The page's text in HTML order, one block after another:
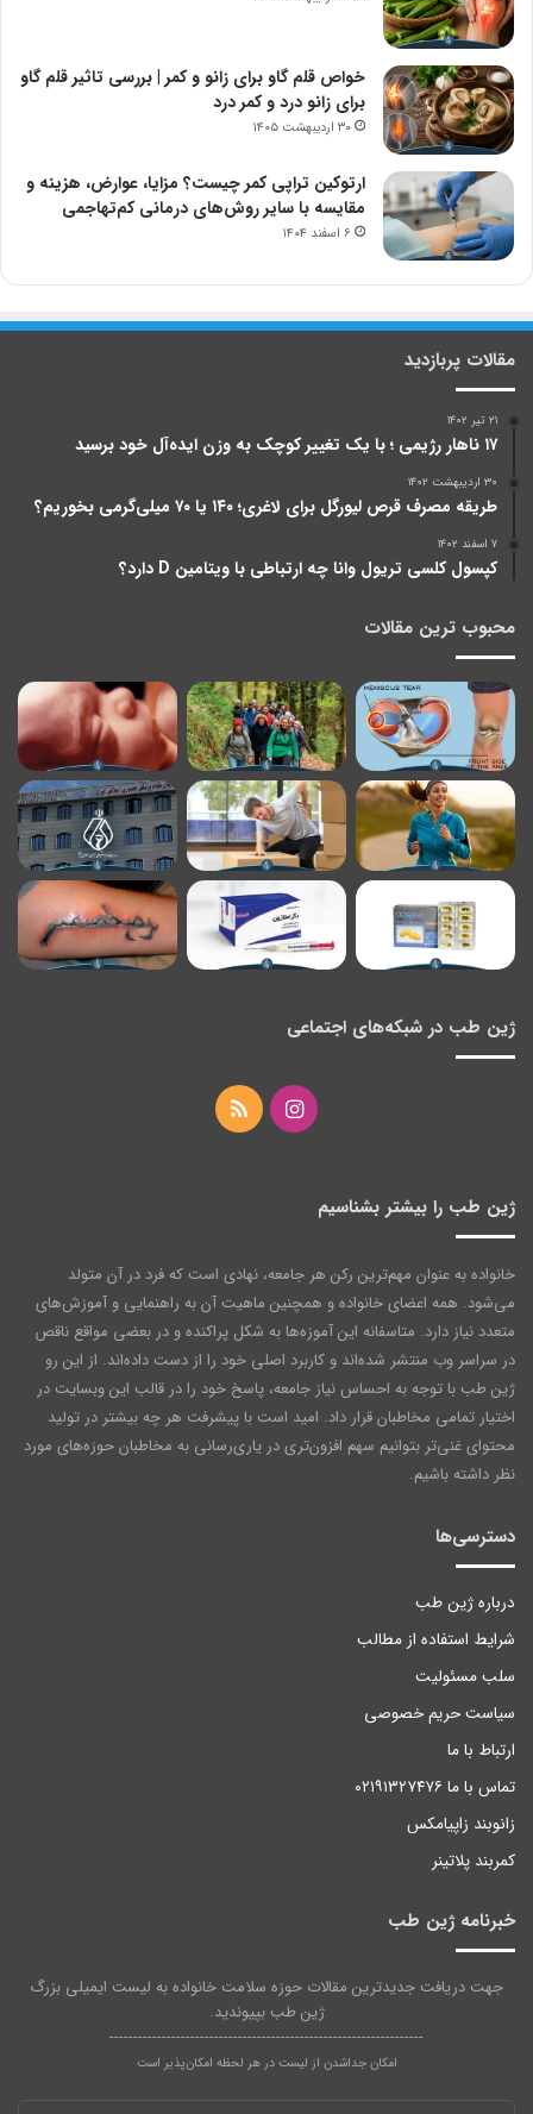
خواص قلم گاو برای زانو و کمر | بررسی تاثیر قلم گاو
برای زانو درد و کمر درد
۳۰ اردیبهشت ۱۴۰۵
ارتوکین تراپی کمر چیست؟ مزایا، عوارض، هزینه و
مقایسه با سایر روش‌های درمانی کم‌تهاجمی
۶ اسفند ۱۴۰۴
مقالات پربازدید
۲۱ تیر ۱۴۰۲
۱۷ ناهار رژیمی ؛ با یک تغییر کوچک به وزن ایده‌آل خود برسید
۳۰ اردیبهشت ۱۴۰۲
طریقه مصرف قرص لیورگل برای لاغری؛ ۱۴۰ یا ۷۰ میلی‌گرمی بخوریم؟
۷ اسفند ۱۴۰۲
کپسول کلسی تریول وانا چه ارتباطی با ویتامین D دارد؟
محبوب ترین مقالات
ژین طب در شبکه‌های اجتماعی
اینستاگرامخوراک
ژین طب را بیشتر بشناسیم
خانواده به عنوان مهم‌ترین رکن هر جامعه‌، نهادی است که فرد در آن متولد
می‌شود. همه اعضای خانواده و همچنین ماهیت آن به راهنمایی و آموزش‌های
متعدد نیاز دارد. متاسفانه این آموزه‌ها به شکل پراکنده و در بعضی مواقع ناقص
در سراسر وب منتشر شده‌اند و کاربرد اصلی خود را از دست داده‌اند. از این رو
ژین طب با توجه به احساس نیاز جامعه، پاسخ خود را در قالب این وبسایت در
اختیار تمامی مخاطبان قرار داد. امید است با پیشرفت هر چه بیشتر در تولید
محتوای غنی‌تر بتوانیم سهم افزون‌تری در یاری‌رسانی به مخاطبان حوزه‌های مورد
نظر داشته باشیم.
دسترسی‌ها
درباره ژین طب
شرایط استفاده از مطالب
سلب مسئولیت
سیاست حریم خصوصی
ارتباط با ما
تماس با ما ۰۲۱۹۱۳۲۷۴۷۶
زانوبند زاپیامکس
کمربند پلاتینر
خبرنامه ژین طب
جهت دریافت جدیدترین مقالات حوزه سلامت خانواده به لیست ایمیلی بزرگ
ژین طب بپیوندید.
------------------------------------------------------------------
امکان جداشدن از لیست در هر لحظه امکان‌پذیر است